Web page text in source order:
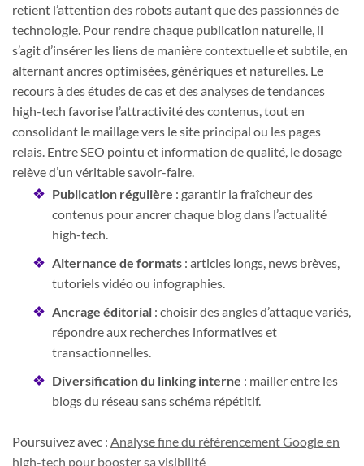
retient l’attention des robots autant que des passionnés de
technologie. Pour rendre chaque publication naturelle, il
s’agit d’insérer les liens de manière contextuelle et subtile, en
alternant ancres optimisées, génériques et naturelles. Le
recours à des études de cas et des analyses de tendances
high-tech favorise l’attractivité des contenus, tout en
consolidant le maillage vers le site principal ou les pages
relais. Entre SEO pointu et information de qualité, le dosage
relève d’un véritable savoir-faire.
Publication régulière : garantir la fraîcheur des
contenus pour ancrer chaque blog dans l’actualité
high-tech.
Alternance de formats : articles longs, news brèves,
tutoriels vidéo ou infographies.
Ancrage éditorial : choisir des angles d’attaque variés,
répondre aux recherches informatives et
transactionnelles.
Diversification du linking interne : mailler entre les
blogs du réseau sans schéma répétitif.
Poursuivez avec : Analyse fine du référencement Google en
high-tech pour booster sa visibilité